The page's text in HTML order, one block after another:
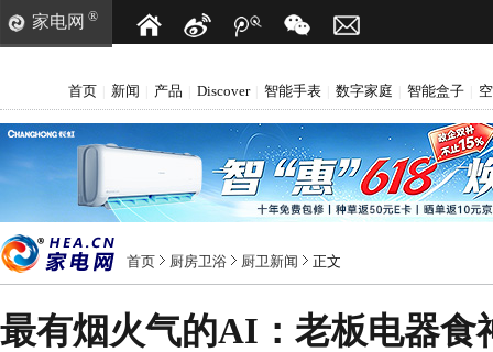
家电网 ®
首页 新闻 产品 Discover 智能手表 数字家庭 智能盒子
首页 厨房卫浴 厨卫新闻 正文
最有烟火气的AI：老板电器食